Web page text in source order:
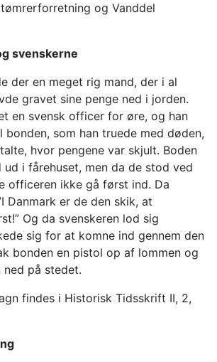
og Vanddel
svenskerne
der en meget rig mand, der i al
gravet sine penge ned i jorden.
en svensk officer for øre, og han
som han truede med døden,
hvor pengene var skjult. Boden
ud i fårehuset, men da de stod ved
officeren ikke gå først ind. Da
Danmark er de den skik, at
Og da svenskeren lod sig
sig for at komne ind gennem den
bonden en pistol op af lommen og
ned på stedet.
findes i Historisk Tidsskrift II, 2,